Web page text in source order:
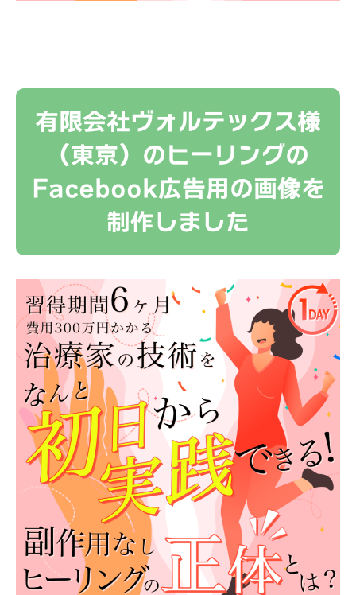
有限会社ヴォルテックス様
（東京）のヒーリングの
Facebook広告用の画像を
制作しました